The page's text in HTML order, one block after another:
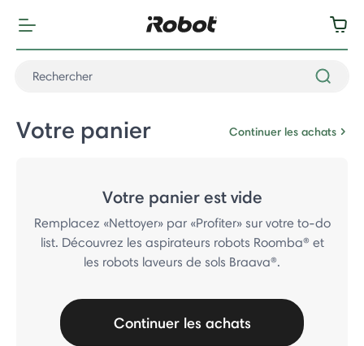
Votre panier Continuer les achats
Votre panier est vide
Remplacez «Nettoyer» par «Profiter» sur votre to-do
list. Découvrez les aspirateurs robots Roomba® et
les robots laveurs de sols Braava®.
Continuer les achats